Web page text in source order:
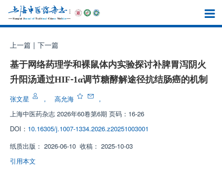
上一篇 | 下一篇
基于网络药理学和裸鼠体内实验探讨补脾胃泻阴火
升阳汤通过HIF⁃1α调节糖酵解途径抗结肠癌的机制
张文星 ， 高允海
，
上海中医药杂志 2026年60卷第6期 页码：16-26
DOI： 10.16305/j.1007-1334.2026.z20251003001
纸质出版： 2026-06-10 收稿： 2025-10-03
引用本文